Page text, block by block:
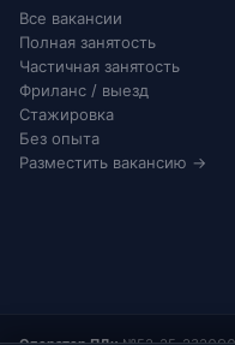
Все вакансии
Полная занятость
Частичная занятость
Фриланс / выезд
Стажировка
Без опыта
Разместить вакансию →